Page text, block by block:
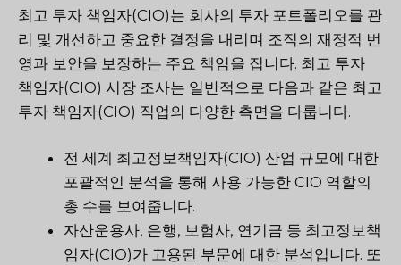
최고 투자 책임자(CIO)는 회사의 투자 포트폴리오를 관
리 및 개선하고 중요한 결정을 내리며 조직의 재정적 번
영과 보안을 보장하는 주요 책임을 집니다. 최고 투자
책임자(CIO) 시장 조사는 일반적으로 다음과 같은 최고
투자 책임자(CIO) 직업의 다양한 측면을 다룹니다.
전 세계 최고정보책임자(CIO) 산업 규모에 대한
포괄적인 분석을 통해 사용 가능한 CIO 역할의
총 수를 보여줍니다.
자산운용사, 은행, 보험사, 연기금 등 최고정보책
임자(CIO)가 고용된 부문에 대한 분석입니다. 또